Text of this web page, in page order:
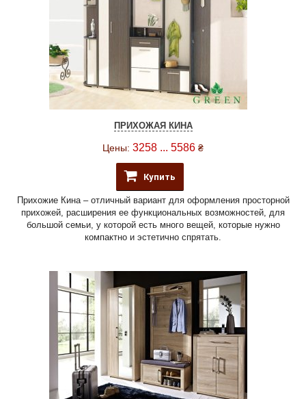
ПРИХОЖАЯ КИНА
Цены: 3258 ... 5586 ₴
Купить
Прихожие Кина – отличный вариант для оформления просторной
прихожей, расширения ее функциональных возможностей, для
большой семьи, у которой есть много вещей, которые нужно
компактно и эстетично спрятать.